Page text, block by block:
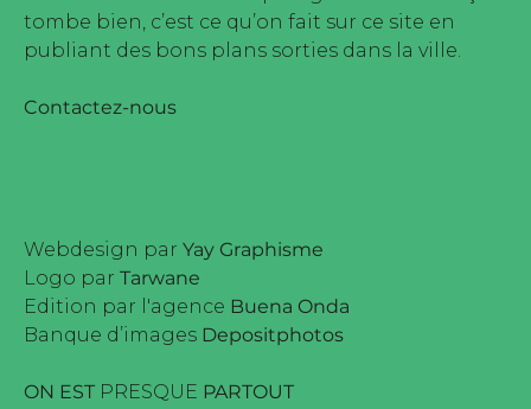
tombe bien, c’est ce qu’on fait sur ce site en
publiant des bons plans sorties dans la ville.
Contactez-nous
Webdesign par Yay Graphisme
Logo par Tarwane
Edition par l'agence Buena Onda
Banque d’images Depositphotos
ON EST PRESQUE PARTOUT